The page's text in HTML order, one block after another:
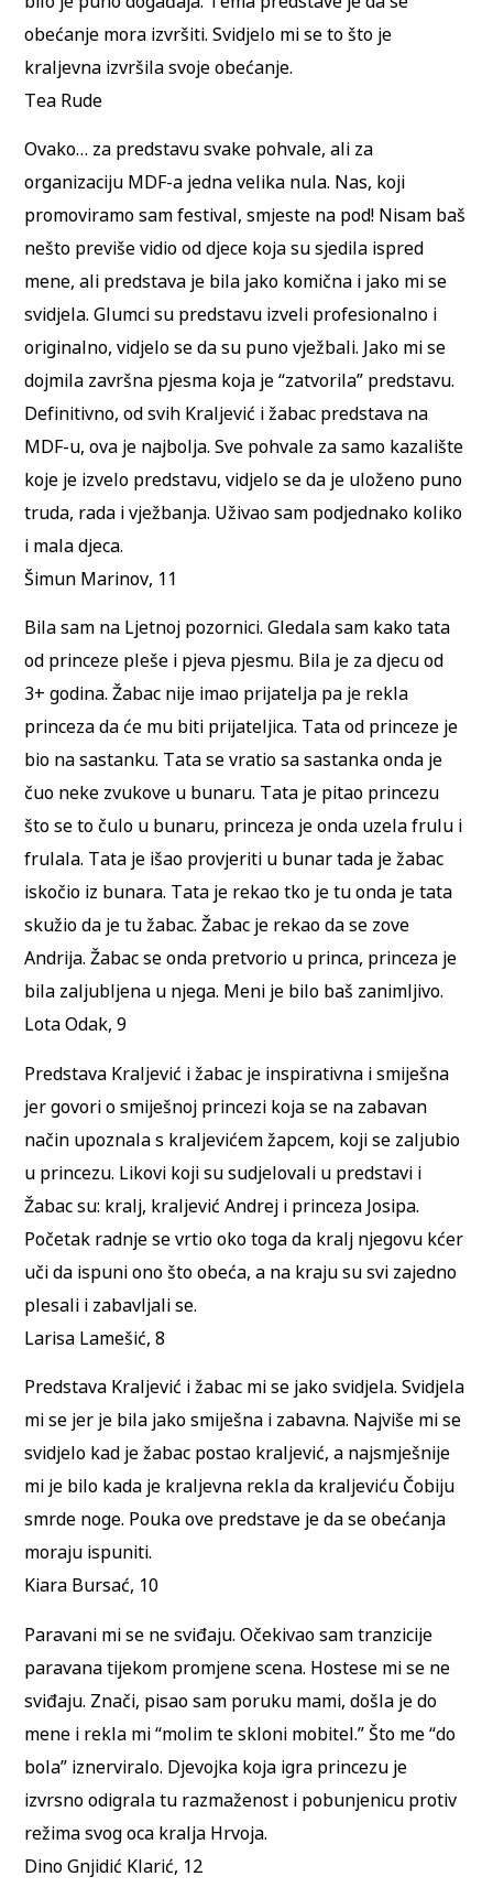
obećanje mora izvršiti. Svidjelo mi se to što je
kraljevna izvršila svoje obećanje.
Tea Rude
Ovako… za predstavu svake pohvale, ali za
organizaciju MDF-a jedna velika nula. Nas, koji
promoviramo sam festival, smjeste na pod! Nisam baš
nešto previše vidio od djece koja su sjedila ispred
mene, ali predstava je bila jako komična i jako mi se
svidjela. Glumci su predstavu izveli profesionalno i
originalno, vidjelo se da su puno vježbali. Jako mi se
dojmila završna pjesma koja je “zatvorila” predstavu.
Definitivno, od svih Kraljević i žabac predstava na
MDF-u, ova je najbolja. Sve pohvale za samo kazalište
koje je izvelo predstavu, vidjelo se da je uloženo puno
truda, rada i vježbanja. Uživao sam podjednako koliko
i mala djeca.
Šimun Marinov, 11
Bila sam na Ljetnoj pozornici. Gledala sam kako tata
od princeze pleše i pjeva pjesmu. Bila je za djecu od
3+ godina. Žabac nije imao prijatelja pa je rekla
princeza da će mu biti prijateljica. Tata od princeze je
bio na sastanku. Tata se vratio sa sastanka onda je
čuo neke zvukove u bunaru. Tata je pitao princezu
što se to čulo u bunaru, princeza je onda uzela frulu i
frulala. Tata je išao provjeriti u bunar tada je žabac
iskočio iz bunara. Tata je rekao tko je tu onda je tata
skužio da je tu žabac. Žabac je rekao da se zove
Andrija. Žabac se onda pretvorio u princa, princeza je
bila zaljubljena u njega. Meni je bilo baš zanimljivo.
Lota Odak, 9
Predstava Kraljević i žabac je inspirativna i smiješna
jer govori o smiješnoj princezi koja se na zabavan
način upoznala s kraljevićem žapcem, koji se zaljubio
u princezu. Likovi koji su sudjelovali u predstavi i
Žabac su: kralj, kraljević Andrej i princeza Josipa.
Početak radnje se vrtio oko toga da kralj njegovu kćer
uči da ispuni ono što obeća, a na kraju su svi zajedno
plesali i zabavljali se.
Larisa Lamešić, 8
Predstava Kraljević i žabac mi se jako svidjela. Svidjela
mi se jer je bila jako smiješna i zabavna. Najviše mi se
svidjelo kad je žabac postao kraljević, a najsmješnije
mi je bilo kada je kraljevna rekla da kraljeviću Čobiju
smrde noge. Pouka ove predstave je da se obećanja
moraju ispuniti.
Kiara Bursać, 10
Paravani mi se ne sviđaju. Očekivao sam tranzicije
paravana tijekom promjene scena. Hostese mi se ne
sviđaju. Znači, pisao sam poruku mami, došla je do
mene i rekla mi “molim te skloni mobitel.” Što me “do
bola” iznerviralo. Djevojka koja igra princezu je
izvrsno odigrala tu razmaženost i pobunjenicu protiv
režima svog oca kralja Hrvoja.
Dino Gnjidić Klarić, 12